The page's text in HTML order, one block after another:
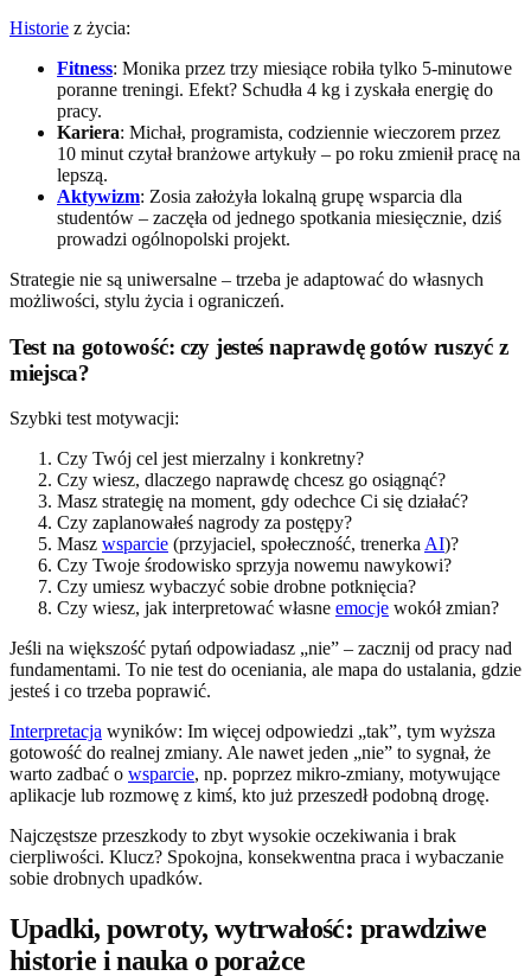
Historie z życia:
Fitness: Monika przez trzy miesiące robiła tylko 5-minutowe
poranne treningi. Efekt? Schudła 4 kg i zyskała energię do
pracy.
Kariera: Michał, programista, codziennie wieczorem przez
10 minut czytał branżowe artykuły – po roku zmienił pracę na
lepszą.
Aktywizm: Zosia założyła lokalną grupę wsparcia dla
studentów – zaczęła od jednego spotkania miesięcznie, dziś
prowadzi ogólnopolski projekt.
Strategie nie są uniwersalne – trzeba je adaptować do własnych
możliwości, stylu życia i ograniczeń.
Test na gotowość: czy jesteś naprawdę gotów ruszyć z
miejsca?
Szybki test motywacji:
Czy Twój cel jest mierzalny i konkretny?
Czy wiesz, dlaczego naprawdę chcesz go osiągnąć?
Masz strategię na moment, gdy odechce Ci się działać?
Czy zaplanowałeś nagrody za postępy?
Masz wsparcie (przyjaciel, społeczność, trenerkaAI)?
Czy Twoje środowisko sprzyja nowemu nawykowi?
Czy umiesz wybaczyć sobie drobne potknięcia?
Czy wiesz, jak interpretować własne emocje wokół zmian?
Jeśli na większość pytań odpowiadasz „nie” – zacznij od pracy nad
fundamentami. To nie test do oceniania, ale mapa do ustalania, gdzie
jesteś i co trzeba poprawić.
Interpretacja wyników: Im więcej odpowiedzi „tak”, tym wyższa
gotowość do realnej zmiany. Ale nawet jeden „nie” to sygnał, że
warto zadbać o wsparcie, np. poprzez mikro-zmiany, motywujące
aplikacje lub rozmowę z kimś, kto już przeszedł podobną drogę.
Najczęstsze przeszkody to zbyt wysokie oczekiwania i brak
cierpliwości. Klucz? Spokojna, konsekwentna praca i wybaczanie
sobie drobnych upadków.
Upadki, powroty, wytrwałość: prawdziwe
historie i nauka o porażce